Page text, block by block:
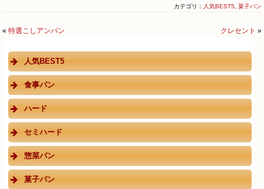
カテゴリ： 人気BEST5 菓子パン
«特選こしアンパン クレセント »
人気BEST5
食事パン
ハード
セミハード
惣菜パン
菓子パン